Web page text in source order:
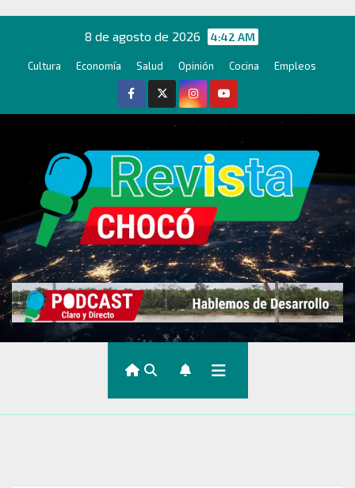
contenido
8 de agosto de 2026 4:42 AM
Cultura Economía Salud Opinión Cocina Empleos